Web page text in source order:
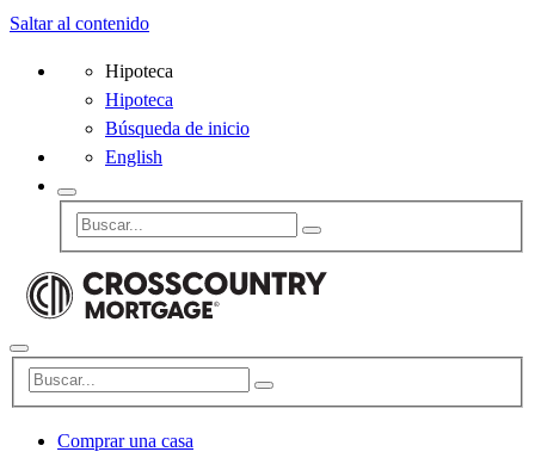
Saltar al contenido
Hipoteca
Hipoteca
Búsqueda de inicio
English
Comprar una casa